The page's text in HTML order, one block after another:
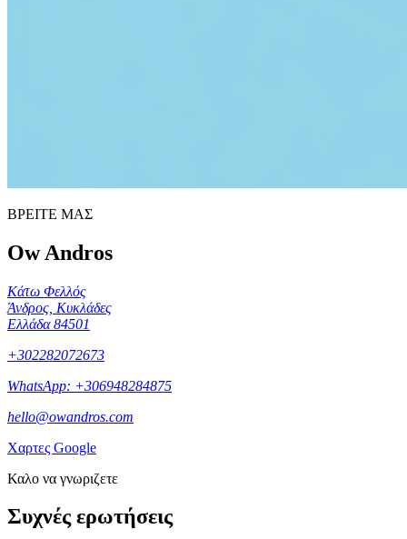
ΒΡΕΙΤΕ ΜΑΣ
Ow Andros
Κάτω Φελλός
Άνδρος, Κυκλάδες
Ελλάδα 84501
+302282072673
WhatsApp: +306948284875
hello@owandros.com
Χαρτες Google
Καλο να γνωριζετε
Συχνές ερωτήσεις